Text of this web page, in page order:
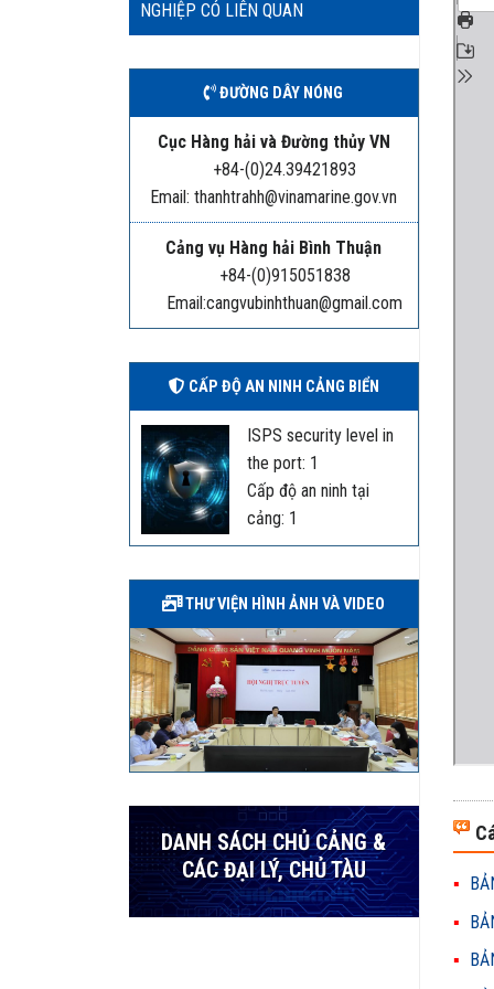
NGHIỆP CÓ LIÊN QUAN
ĐƯỜNG DÂY NÓNG
Cục Hàng hải và Đường thủy VN
+84-(0)24.39421893
Email: thanhtrahh@vinamarine.gov.vn
Cảng vụ Hàng hải Bình Thuận
+84-(0)915051838
Email:cangvubinhthuan@gmail.com
CẤP ĐỘ AN NINH CẢNG BIỂN
ISPS security level in
the port: 1
Cấp độ an ninh tại
cảng: 1
THƯ VIỆN HÌNH ẢNH VÀ VIDEO
DANH SÁCH CHỦ CẢNG &
CÁC ĐẠI LÝ, CHỦ TÀU